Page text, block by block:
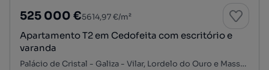
525 000 €5614,97 €/m²
Apartamento T2 em Cedofeita com escritório e
varanda
Palácio de Cristal - Galiza - Vilar, Lordelo do Ouro e Massarelos, Porto, Porto